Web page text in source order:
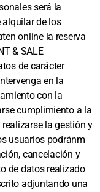
será la
alquilar de los
online la reserva
& SALE
de carácter
en la
con la
cumplimiento a la
la gestión y
usuarios podránm
cancelación y
de datos realizado
adjuntando una